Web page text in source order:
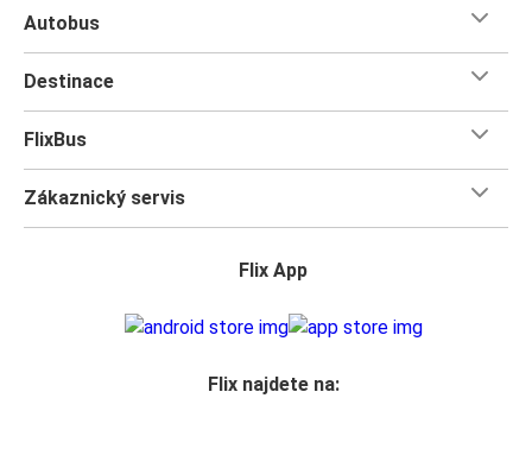
Autobus
Destinace
FlixBus
Zákaznický servis
Flix App
Flix najdete na: